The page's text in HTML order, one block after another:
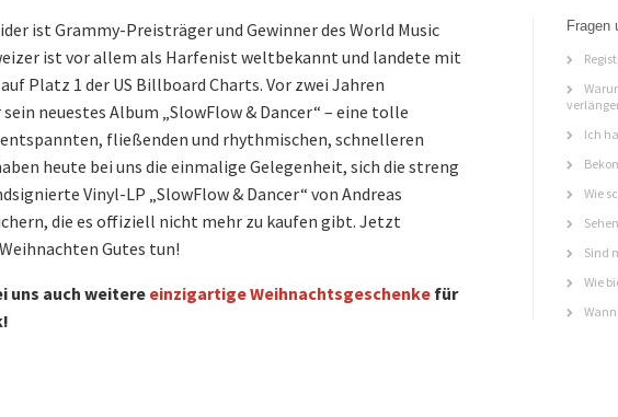
ist Grammy-Preisträger und Gewinner des World Music
ist vor allem als Harfenist weltbekannt und landete mit
Platz 1 der US Billboard Charts. Vor zwei Jahren
neuestes Album „SlowFlow & Dancer“ – eine tolle
fließenden und rhythmischen, schnelleren
heute bei uns die einmalige Gelegenheit, sich die streng
Vinyl-LP „SlowFlow & Dancer“ von Andreas
die es offiziell nicht mehr zu kaufen gibt. Jetzt
Gutes tun!
uns auch weitere einzigartige Weihnachtsgeschenke für
Fragen
Ich
Wie
Sind
Wie